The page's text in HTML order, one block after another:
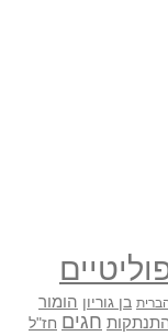
בן גוריון הומור
חגים חז"ל